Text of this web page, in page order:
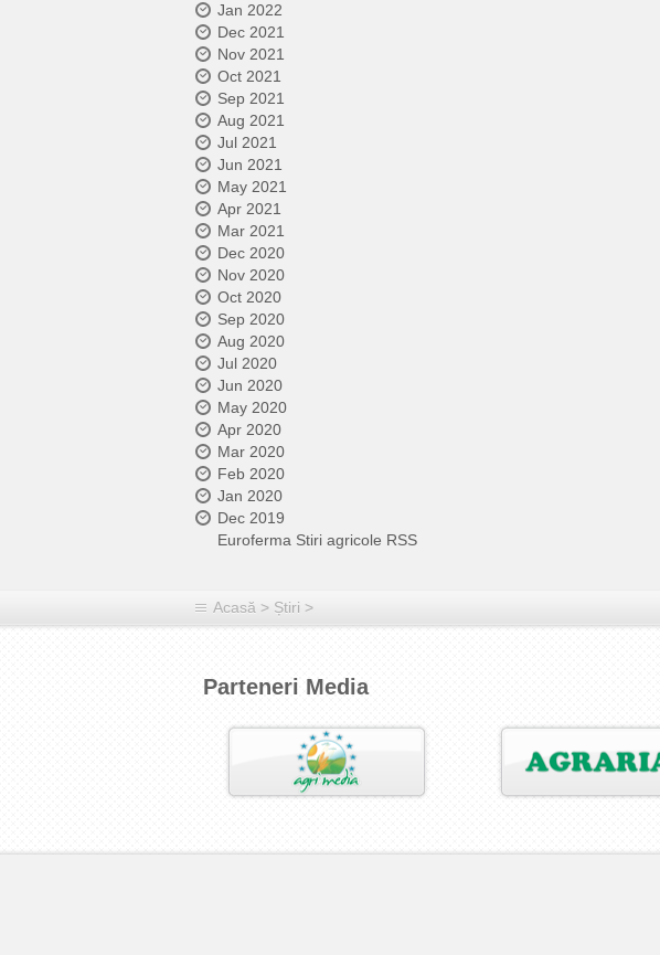
Jan 2022
Dec 2021
Nov 2021
Oct 2021
Sep 2021
Aug 2021
Jul 2021
Jun 2021
May 2021
Apr 2021
Mar 2021
Dec 2020
Nov 2020
Oct 2020
Sep 2020
Aug 2020
Jul 2020
Jun 2020
May 2020
Apr 2020
Mar 2020
Feb 2020
Jan 2020
Dec 2019
Euroferma Stiri agricole RSS
Acasă > Știri >
Parteneri Media